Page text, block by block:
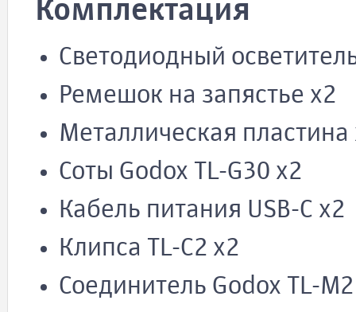
Комплектация
Светодиодный
Ремешок на запястье х2
Металлическая пластина
Соты Godox TL-G30 х2
Кабель питания USB-C х2
Клипса TL-C2 х2
Соединитель Godox TL-